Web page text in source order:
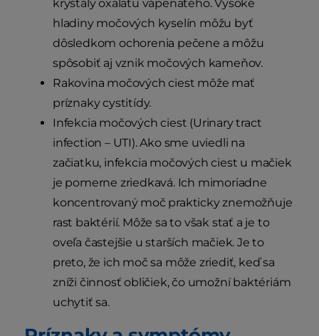
kryštály oxalátu vápenatého. Vysoké
hladiny močových kyselín môžu byť
dôsledkom ochorenia pečene a môžu
spôsobiť aj vznik močových kameňov.
Rakovina močových ciest môže mať
príznaky cystitídy.
Infekcia močových ciest (Urinary tract
infection – UTI). Ako sme uviedli na
začiatku, infekcia močových ciest u mačiek
je pomerne zriedkavá. Ich mimoriadne
koncentrovaný moč prakticky znemožňuje
rast baktérií. Môže sa to však stať a je to
oveľa častejšie u starších mačiek. Je to
preto, že ich moč sa môže zriediť, keď sa
zníži činnosť obličiek, čo umožní baktériám
uchytiť sa.